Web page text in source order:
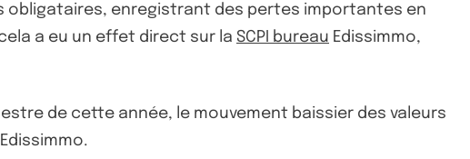
obligataires, enregistrant des pertes importantes en
a eu un effet direct sur la SCPI bureau Edissimmo,
de cette année, le mouvement baissier des valeurs
Edissimmo.